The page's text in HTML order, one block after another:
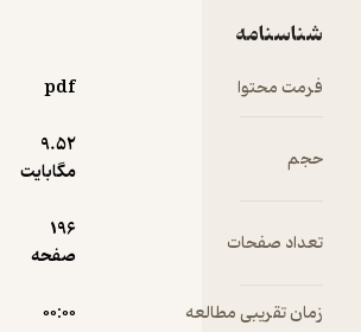
متنوع
چهارگزینه
پاسخ های
جامع پایان
شناسنامه
فرمت محتوا pdf
حجم
9.۵۲
مگابایت
تعداد صفحات
196
صفحه
زمان تقریبی مطالعه ۰۰:۰۰